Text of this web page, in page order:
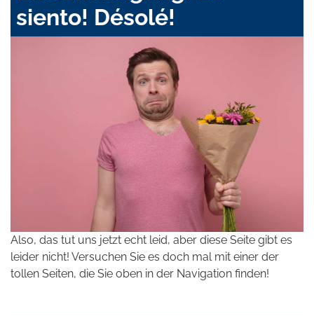
siento! Désolé!
Also, das tut uns jetzt echt leid, aber diese Seite gibt es
leider nicht! Versuchen Sie es doch mal mit einer der
tollen Seiten, die Sie oben in der Navigation finden!